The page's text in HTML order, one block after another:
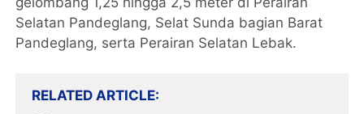
Selatan Pandeglang, Selat Sunda bagian Barat
Pandeglang, serta Perairan Selatan Lebak.
RELATED ARTICLE